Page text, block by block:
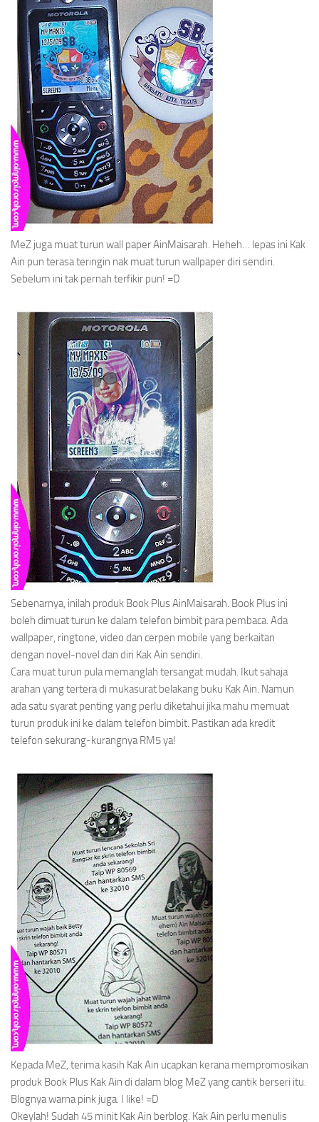
MeZ juga muat turun wall paper AinMaisarah. Heheh… lepas ini Kak
Ain pun terasa teringin nak muat turun wallpaperdiri sendiri.
Sebelum ini tak pernah terfikir pun! =D
Sebenarnya, inilah produk Book PlusAinMaisarah. Book Plus ini
boleh dimuat turun ke dalam telefon bimbit para pembaca. Ada
wallpaper, ringtone, video dan cerpen mobile yang berkaitan
dengan novel-novel dan diri Kak Ain sendiri.
Cara muat turun pula memanglah tersangat mudah. Ikut sahaja
arahan yang tertera di mukasurat belakang buku Kak Ain. Namun
ada satu syarat penting yang perlu diketahui jika mahu memuat
turun produk ini ke dalam telefon bimbit. Pastikan ada kredit
telefon sekurang-kurangnya RM5 ya!
Kepada MeZ, terima kasih Kak Ain ucapkan kerana mempromosikan
produk Book Plus Kak Ain di dalam blog MeZ yang cantik berseri itu.
Blognya warna pink juga. I like! =D
Okeylah! Sudah 45 minit Kak Ain berblog. Kak Ain perlu menulis